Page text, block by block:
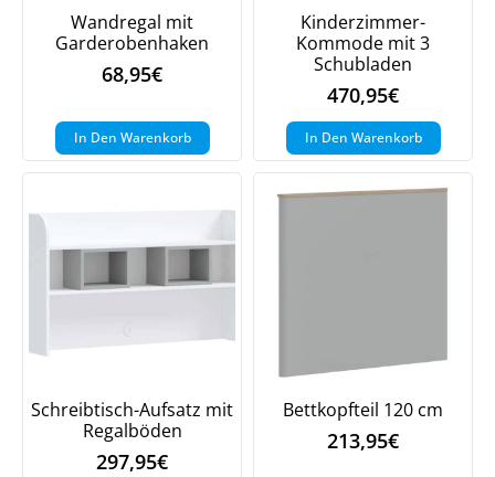
Wandregal mit
Garderobenhaken
68,95€
In Den Warenkorb
Kinderzimmer-
Kommode mit 3
Schubladen
470,95€
In Den Warenkorb
Schreibtisch-Aufsatz mit
Regalböden
297,95€
Bettkopfteil 120 cm
213,95€